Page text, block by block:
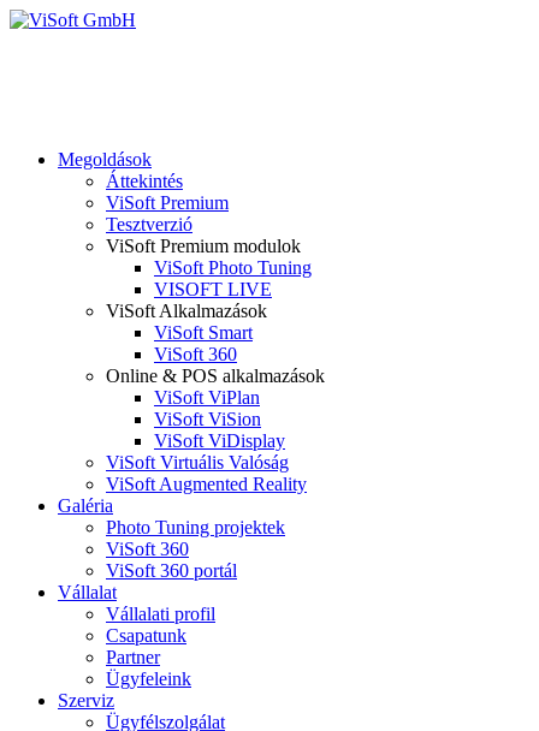
Megoldások
Áttekintés
ViSoft Premium
Tesztverzió
ViSoft Premium modulok
ViSoft Photo Tuning
VISOFT LIVE
ViSoft Alkalmazások
ViSoft Smart
ViSoft 360
Online & POS alkalmazások
ViSoft ViPlan
ViSoft ViSion
ViSoft ViDisplay
ViSoft Virtuális Valóság
ViSoft Augmented Reality
Galéria
Photo Tuning projektek
ViSoft 360
ViSoft 360 portál
Vállalat
Vállalati profil
Csapatunk
Partner
Ügyfeleink
Szerviz
Ügyfélszolgálat